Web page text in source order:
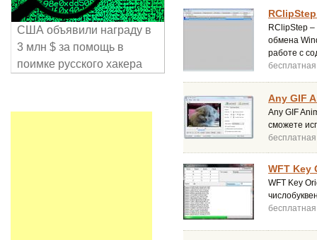
RClipStep
обмена
работе с
бесплатная
Any GIF
Any GIF
сможете
бесплатная
WFT Key
WFT Key
бесплатная
США объявили награду в
3 млн $ за помощь в
поимке русского хакера